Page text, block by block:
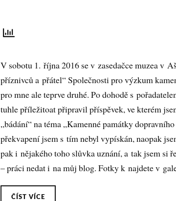
V sobotu 1. října 2016 se v zasedačce muzea v
příznivců a přátel“ Společnosti pro výzkum
pro mne ale teprve druhé. Po dohodě s
tuhle příležitoat připravil příspěvek, ve kterém
„bádání“ na téma „Kamenné památky
překvapení jsem s tím nebyl vypískán, naopak
pak i nějakého toho slůvka uznání, a tak jsem si
– práci nedat i na můj blog. Fotky k najdete v
ČÍST VÍCE